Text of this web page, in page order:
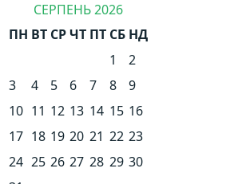
СЕРПЕНЬ 2026
ПН ВТ СРЧТ ПТ СБ НД
1
2
3
4 5 6 7 8
9
10 11 12 13 14 15 16
17 18 19 20 21 22 23
24 25 26 27 28 29 30